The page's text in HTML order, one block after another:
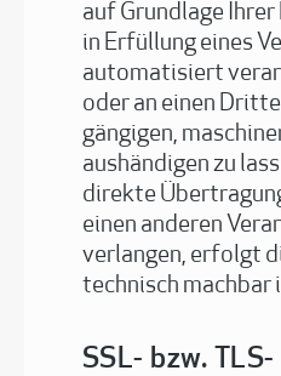
auf Grundlage
in Erfüllung eines
automatisiert
oder an einen
gängigen,
aushändigen zu
direkte
einen anderen
verlangen, erfolgt
technisch machbar
SSL- bzw. TLS-